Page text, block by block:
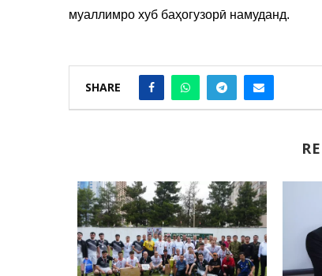
муаллимро хуб баҳогузорӣ намуданд.
SHARE